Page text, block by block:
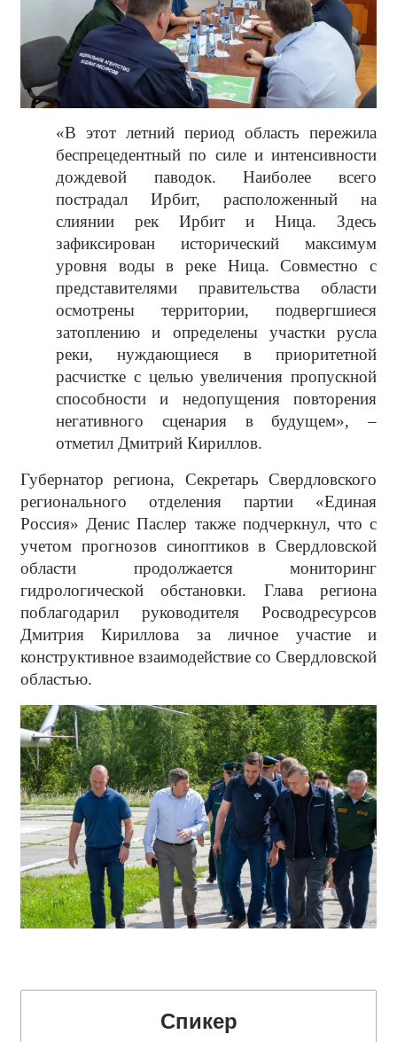
«В этот летний период область пережила
беспрецедентный по силе и интенсивности
дождевой паводок. Наиболее всего
пострадал Ирбит, расположенный на
слиянии рек Ирбит и Ница. Здесь
зафиксирован исторический максимум
уровня воды в реке Ница. Совместно с
представителями правительства области
осмотрены территории, подвергшиеся
затоплению и определены участки русла
реки, нуждающиеся в приоритетной
расчистке с целью увеличения пропускной
способности и недопущения повторения
негативного сценария в будущем», –
отметил Дмитрий Кириллов.
Губернатор региона, Секретарь Свердловского
регионального отделения партии «Единая
Россия» Денис Паслер также подчеркнул, что с
учетом прогнозов синоптиков в Свердловской
области продолжается мониторинг
гидрологической обстановки. Глава региона
поблагодарил руководителя Росводресурсов
Дмитрия Кириллова за личное участие и
конструктивное взаимодействие со Свердловской
областью.
Спикер